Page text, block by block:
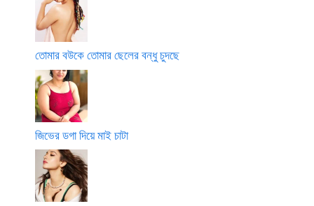
তোমার বউকে তোমার ছেলের বন্ধু চুদছে
জিভের ডগা দিয়ে মাই চাটা